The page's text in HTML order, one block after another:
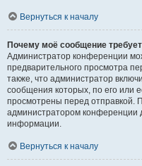
Вернуться к началу
Почему моё сообщение
Администратор конференции
предварительного просмотра
также, что администратор
сообщения которых, по его или
просмотрены перед отправкой.
администратором конференции
информации.
Вернуться к началу